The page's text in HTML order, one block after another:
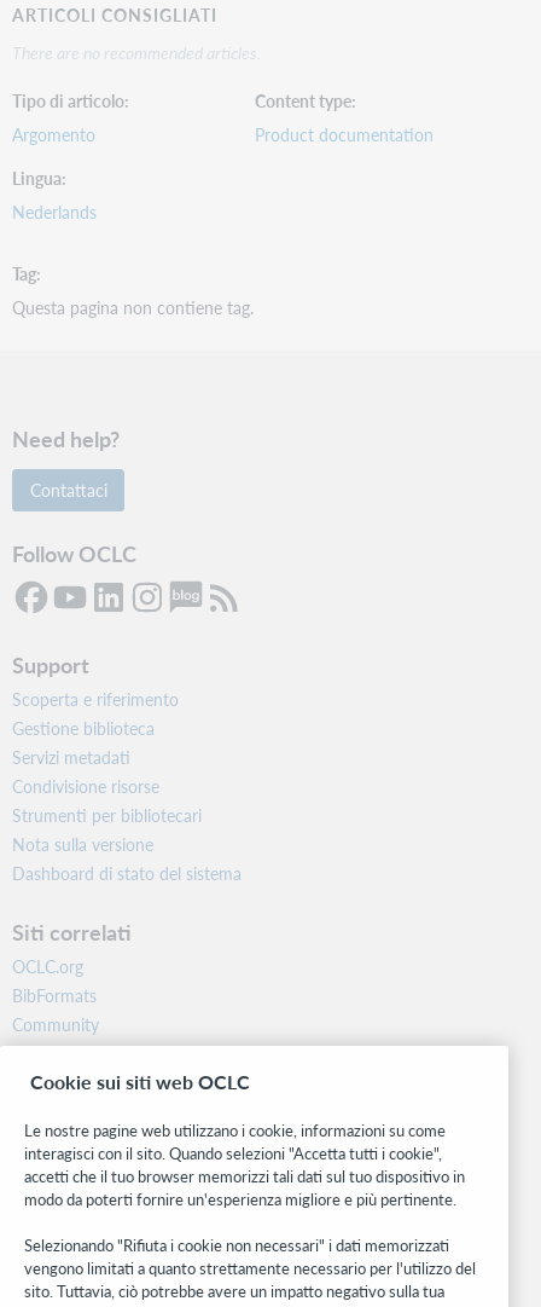
ARTICOLI CONSIGLIATI
There are no recommended articles.
Tipo di articolo
Argomento
Content type
Product documentation
Lingua
Nederlands
Tag
Questa pagina non contiene tag.
Need help?
Contattaci
Follow OCLC
Support
Scoperta e riferimento
Gestione biblioteca
Servizi metadati
Condivisione risorse
Strumenti per bibliotecari
Nota sulla versione
Dashboard di stato del sistema
Siti correlati
OCLC.org
BibFormats
Community
Ricerca
WebJunction
Stay in the know.
Ricevi gli ultimi aggiornamenti di prodotti, ricerche, eventi e molto
altro direttamente nella tua casella di posta.
Subscribe now
Cookie sui siti web OCLC
Le nostre pagine web utilizzano i cookie, informazioni su come
interagisci con il sito. Quando selezioni "Accetta tutti i cookie",
accetti che il tuo browser memorizzi tali dati sul tuo dispositivo in
modo da poterti fornire un'esperienza migliore e più pertinente.
Selezionando "Rifiuta i cookie non necessari" i dati memorizzati
vengono limitati a quanto strettamente necessario per l'utilizzo del
sito. Tuttavia, ciò potrebbe avere un impatto negativo sulla tua